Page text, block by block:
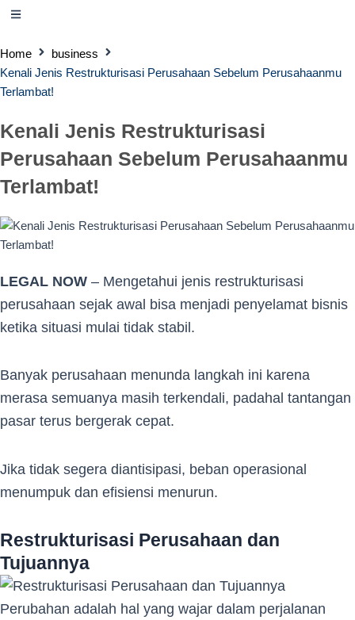
Home
business
Kenali Jenis Restrukturisasi Perusahaan Sebelum Perusahaanmu
Terlambat!
Kenali Jenis Restrukturisasi
Perusahaan Sebelum Perusahaanmu
Terlambat!
LEGAL NOW – Mengetahui jenis restrukturisasi
perusahaan sejak awal bisa menjadi penyelamat bisnis
ketika situasi mulai tidak stabil.
Banyak perusahaan menunda langkah ini karena
merasa semuanya masih terkendali, padahal tantangan
pasar terus bergerak cepat.
Jika tidak segera diantisipasi, beban operasional
menumpuk dan efisiensi menurun.
Restrukturisasi Perusahaan dan
Tujuannya
Perubahan adalah hal yang wajar dalam perjalanan